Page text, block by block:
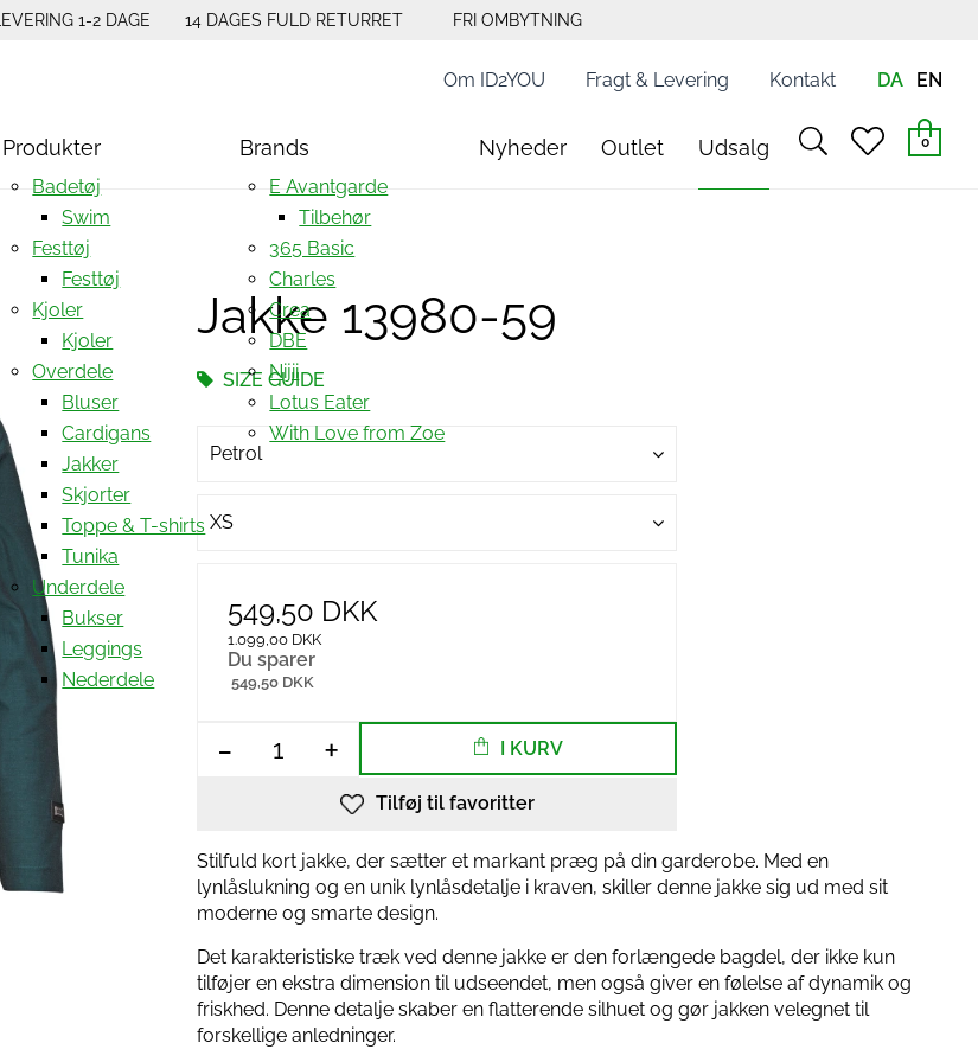
LEVERING 1-2 DAGE 14 DAGES FULD RETURRET FRI OMBYTNING
Produkter
Badetøj
Swim
Festtøj
Festtøj
Kjoler
Kjoler
Overdele
Bluser
Cardigans
Jakker
Skjorter
Toppe & T-shirts
Tunika
Underdele
Bukser
Leggings
Nederdele
Brands
E Avantgarde
Tilbehør
365 Basic
Charles
Crea
DBE
Nijii
Lotus Eater
With Love from Zoe
Nyheder Outlet Udsalg
searchheart
0
Om ID2YOU Fragt & Levering Kontakt DA EN
Jakke 13980-59
SIZE GUIDE
Petrol
XS
549,50 DKK
1.099,00 DKK
Du sparer
549,50 DKK
- + I KURV
Tilføj til favoritter
Stilfuld kort jakke, der sætter et markant præg på din garderobe. Med en
lynlåslukning og en unik lynlåsdetalje i kraven, skiller denne jakke sig ud med sit
moderne og smarte design.
Det karakteristiske træk ved denne jakke er den forlængede bagdel, der ikke kun
tilføjer en ekstra dimension til udseendet, men også giver en følelse af dynamik og
friskhed. Denne detalje skaber en flatterende silhuet og gør jakken velegnet til
forskellige anledninger.